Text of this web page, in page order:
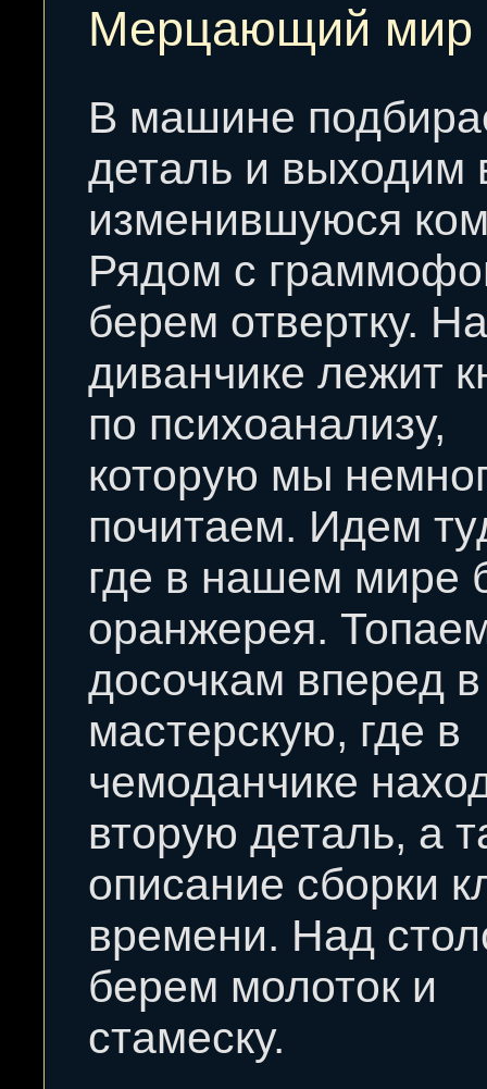
Мерцающий мир
В машине
деталь и выходим
изменившуюся
Рядом с
берем отвертку. На
диванчике лежит
по психоанализу,
которую мы
почитаем. Идем
где в нашем мире
оранжерея.
досочкам вперед в
мастерскую, где в
чемоданчике
вторую деталь, а
описание сборки
времени. Над
берем молоток и
стамеску.